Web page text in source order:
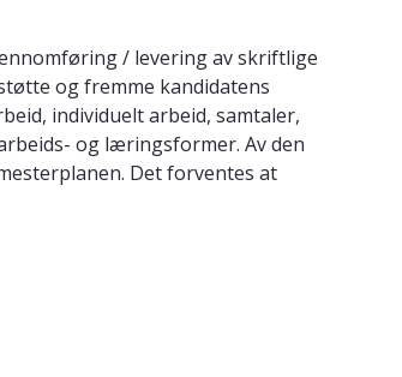
/ levering av skriftlige
og fremme kandidatens
individuelt arbeid, samtaler,
og læringsformer. Av den
Det forventes at